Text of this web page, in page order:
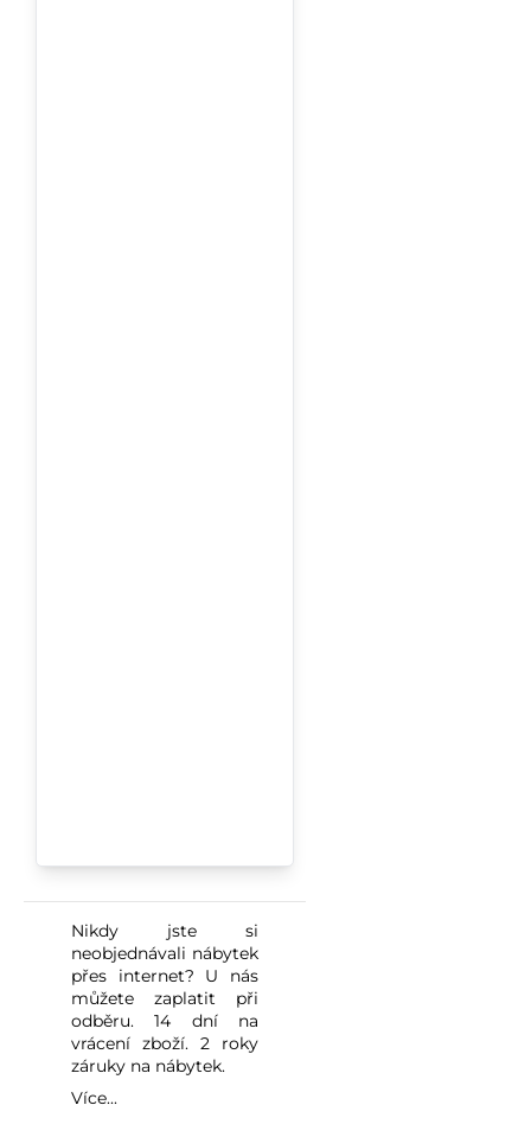
Nikdy jste si
neobjednávali nábytek
přes internet? U nás
můžete zaplatit při
odběru. 14 dní na
vrácení zboží. 2 roky
záruky na nábytek.
Více...